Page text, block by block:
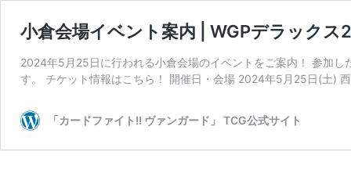
小倉会場イベント案内 | WGPデラックス
2024年5月25日に行われる小倉会場のイベントをご案内！ 参加
す。 チケット情報はこちら！ 開催日・会場 2024年5月25日(土)
「カードファイト!! ヴァンガード」 TCG公式サイト